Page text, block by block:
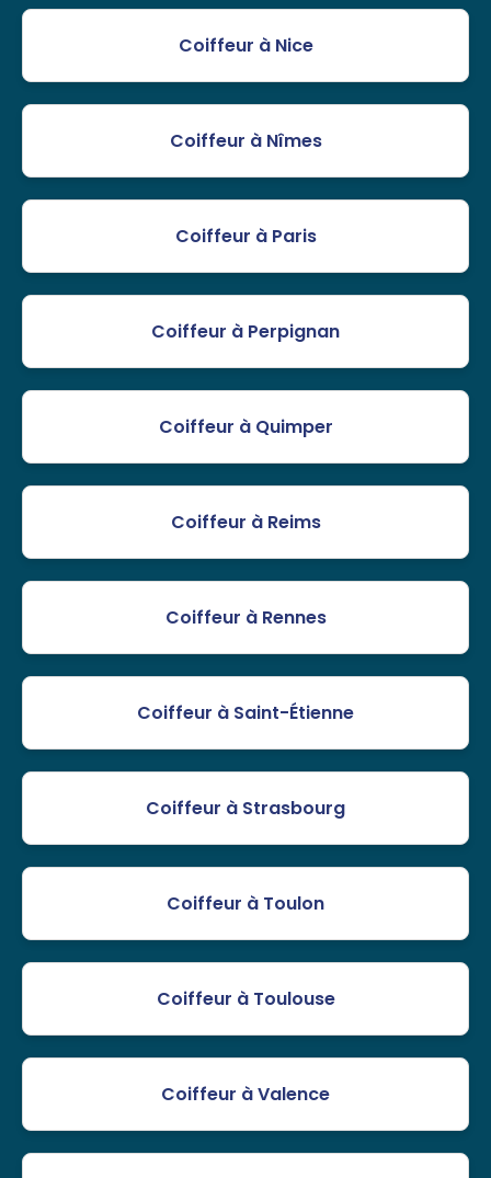
Coiffeur à Nice
Coiffeur à Nîmes
Coiffeur à Paris
Coiffeur à Perpignan
Coiffeur à Quimper
Coiffeur à Reims
Coiffeur à Rennes
Coiffeur à Saint-Étienne
Coiffeur à Strasbourg
Coiffeur à Toulon
Coiffeur à Toulouse
Coiffeur à Valence